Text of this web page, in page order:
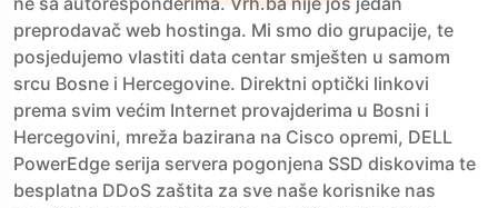
preprodavač web hostinga. Mi smo dio grupacije, te
posjedujemo vlastiti data centar smješten u samom
srcu Bosne i Hercegovine. Direktni optički linkovi
prema svim većim Internet provajderima u Bosni i
Hercegovini, mreža bazirana na Cisco opremi, DELL
PowerEdge serija servera pogonjena SSD diskovima te
besplatna DDoS zaštita za sve naše korisnike nas